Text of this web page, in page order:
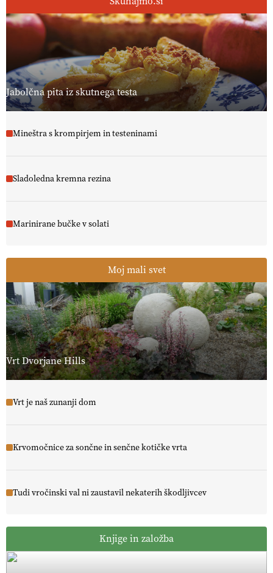
Jabolčna pita iz skutnega testa
Mineštra s krompirjem in testeninami
Sladoledna kremna rezina
Marinirane bučke v solati
Moj mali svet
Vrt Dvorjane Hills
Vrt je naš zunanji dom
Krvomočnice za sončne in senčne kotičke vrta
Tudi vročinski val ni zaustavil nekaterih škodljivcev
Knjige in založba